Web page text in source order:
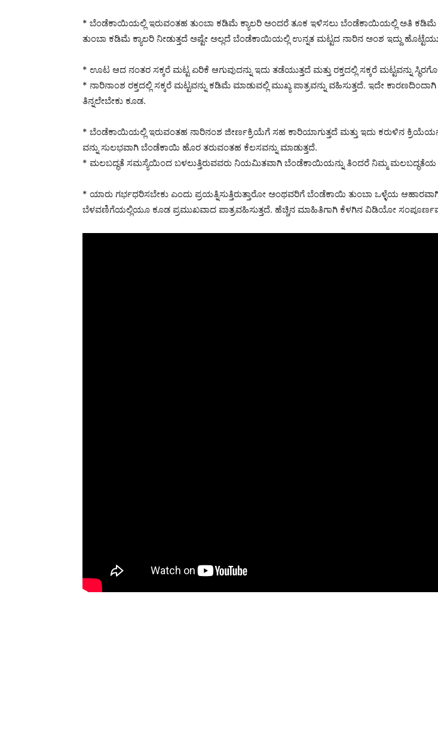
* ಬೆಂಡೆಕಾಯಿಯಲ್ಲಿ ಇರುವಂತಹ ತುಂಬಾ ಕಡಿಮೆ ಕ್ಯಾಲರಿ ಅಂದರೆ ತೂಕ ಇಳಿಸಲು ಬೆಂಡೆಕಾಯಿಯಲ್ಲಿ ಅತಿ ಕಡಿಮೆ
ತುಂಬಾ ಕಡಿಮೆ ಕ್ಯಾಲರಿ ನೀಡುತ್ತದೆ ಅಷ್ಟೇ ಅಲ್ಲದೆ ಬೆಂಡೆಕಾಯಿಯಲ್ಲಿ ಉನ್ನತ ಮಟ್ಟದ ನಾರಿನ ಅಂಶ ಇದ್ದು
* ಊಟ ಆದ ನಂತರ ಸಕ್ಕರೆ ಮಟ್ಟ ಏರಿಕೆ ಆಗುವುದನ್ನು ಇದು ತಡೆಯುತ್ತದೆ ಮತ್ತು ರಕ್ತದಲ್ಲಿ ಸಕ್ಕರೆ ಮಟ್ಟವನ್ನು
* ನಾರಿನಾಂಶ ರಕ್ತದಲ್ಲಿ ಸಕ್ಕರೆ ಮಟ್ಟವನ್ನು ಕಡಿಮೆ ಮಾಡುವಲ್ಲಿ ಮುಖ್ಯ ಪಾತ್ರವನ್ನು ವಹಿಸುತ್ತದೆ. ಇದೇ
ತಿನ್ನಲೇಬೇಕು ಕೂಡ.
* ಬೆಂಡೆಕಾಯಿಯಲ್ಲಿ ಇರುವಂತಹ ನಾರಿನಂಶ ಜೀರ್ಣಕ್ರಿಯೆಗೆ ಸಹ ಕಾರಿಯಾಗುತ್ತದೆ ಮತ್ತು ಇದು ಕರುಳಿನ
ವನ್ನು ಸುಲಭವಾಗಿ ಬೆಂಡೆಕಾಯಿ ಹೊರ ತರುವಂತಹ ಕೆಲಸವನ್ನು ಮಾಡುತ್ತದೆ.
* ಮಲಬದ್ಧತೆ ಸಮಸ್ಯೆಯಿಂದ ಬಳಲುತ್ತಿರುವವರು ನಿಯಮಿತವಾಗಿ ಬೆಂಡೆಕಾಯಿಯನ್ನು ತಿಂದರೆ ನಿಮ್ಮ
* ಯಾರು ಗರ್ಭಧರಿಸಬೇಕು ಎಂದು ಪ್ರಯತ್ನಿಸುತ್ತಿರುತ್ತಾರೋ ಅಂಥವರಿಗೆ ಬೆಂಡೆಕಾಯಿ ತುಂಬಾ ಒಳ್ಳೆಯ
ಬೆಳವಣಿಗೆಯಲ್ಲಿಯೂ ಕೂಡ ಪ್ರಮುಖವಾದ ಪಾತ್ರವಹಿಸುತ್ತದೆ. ಹೆಚ್ಚಿನ ಮಾಹಿತಿಗಾಗಿ ಕೆಳಗಿನ ವಿಡಿಯೋ